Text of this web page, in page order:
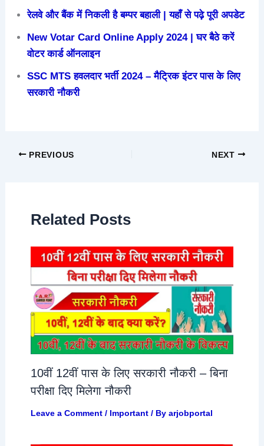
रेलवे और बैंक में निकली है बम्पर बहाली | यहाँ से पढ़े पूरी अपडेट
New Votar Card Online Apply 2024 | घर बैठे करें
वोटर कार्ड ऑनलाइन
SSC MTS हवलदार भर्ती 2024 – मैट्रिक इंटर पास के लिए
सरकारी नौकरी
PREVIOUS NEXT
Related Posts
10वीं 12वीं पास के लिए सरकारी नौकरी – बिना
परीक्षा दिए मिलेगा नौकरी
Leave a Comment / Important/ By arjobportal